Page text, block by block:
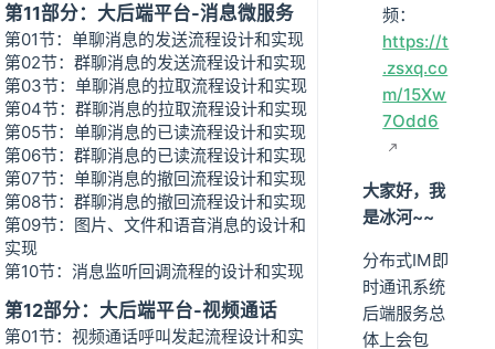
第11部分：大后端平台-消息微服务
第01节：单聊消息的发送流程设计和实现
第02节：群聊消息的发送流程设计和实现
第03节：单聊消息的拉取流程设计和实现
第04节：群聊消息的拉取流程设计和实现
第05节：单聊消息的已读流程设计和实现
第06节：群聊消息的已读流程设计和实现
第07节：单聊消息的撤回流程设计和实现
第08节：群聊消息的撤回流程设计和实现
第09节：图片、文件和语音消息的设计和
实现
第10节：消息监听回调流程的设计和实现
第12部分：大后端平台-视频通话
第01节：视频通话呼叫发起流程设计和实
频：
https://t
.zsxq.co
m/15Xw
7Odd6
大家好，我
是冰河~~
分布式IM即
时通讯系统
后端服务总
体上会包